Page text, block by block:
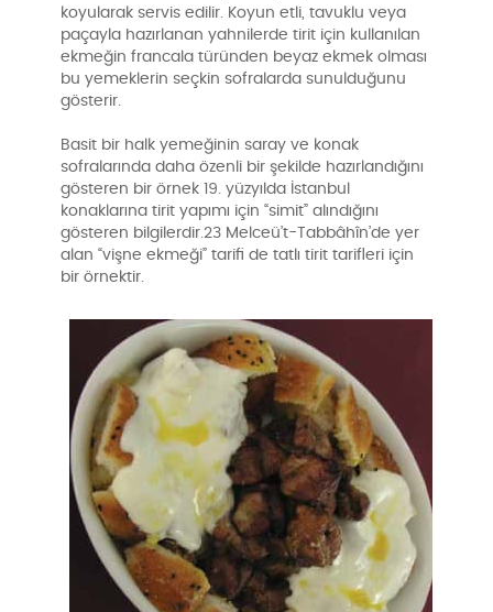
koyularak servis edilir. Koyun etli, tavuklu veya
paçayla hazırlanan yahnilerde tirit için kullanılan
ekmeğin francala türünden beyaz ekmek olması
bu yemeklerin seçkin sofralarda sunulduğunu
gösterir.
Basit bir halk yemeğinin saray ve konak
sofralarında daha özenli bir şekilde hazırlandığını
gösteren bir örnek 19. yüzyılda İstanbul
konaklarına tirit yapımı için “simit” alındığını
gösteren bilgilerdir.23 Melceü’t-Tabbâhîn’de yer
alan “vişne ekmeği” tarifi de tatlı tirit tarifleri için
bir örnektir.